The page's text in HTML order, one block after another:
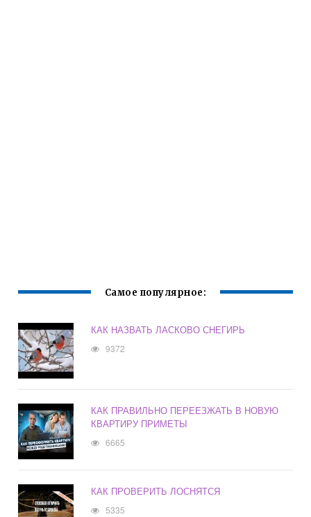
Самое популярное:
КАК НАЗВАТЬ ЛАСКОВО СНЕГИРЬ
9372
КАК ПРАВИЛЬНО ПЕРЕЕЗЖАТЬ В НОВУЮ
КВАРТИРУ ПРИМЕТЫ
6665
КАК ПРОВЕРИТЬ ЛОСНЯТСЯ
5335